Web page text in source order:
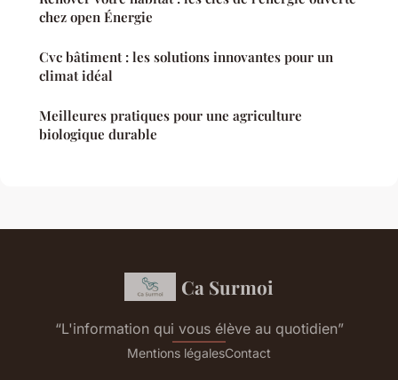
chez open Énergie
Cvc bâtiment : les solutions innovantes pour un
climat idéal
Meilleures pratiques pour une agriculture
biologique durable
Ca Surmoi
“L'information qui vous élève au quotidien”
Mentions légalesContact